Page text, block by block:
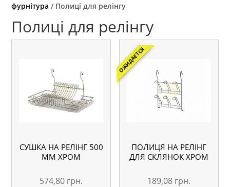
фурнітура / Полиці для релінгу
Полиці для релінгу
СУШКА НА РЕЛІНГ 500
ММ ХРОМ
574,80 грн.
ОЖИДАЕТСЯ
ПОЛИЦЯ НА РЕЛІНГ
ДЛЯ СКЛЯНОК ХРОМ
189,08 грн.